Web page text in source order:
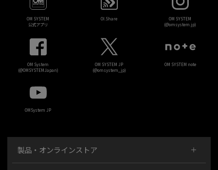
OM SYSTEM
公式アプリ
OI.Share
OM SYSTEM
(@omsystem.jp)
OM System
(@OMSYSTEMJapan)
OM SYSTEM JP
(@omsystem_jp)
OM SYSTEM note
OMSystem JP
製品・オンラインストア